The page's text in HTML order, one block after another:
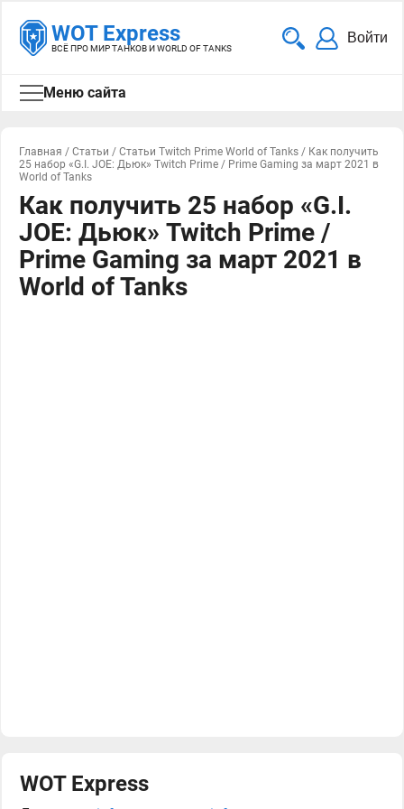
WOT Express
ВСЁ ПРО МИР ТАНКОВ И WORLD OF TANKS
Войти
Меню сайта
Главная / Статьи / Статьи Twitch Prime World of Tanks / Как получить
25 набор «G.I. JOE: Дьюк» Twitch Prime / Prime Gaming за март 2021 в
World of Tanks
Как получить 25 набор «G.I.
JOE: Дьюк» Twitch Prime /
Prime Gaming за март 2021 в
World of Tanks
WOT Express